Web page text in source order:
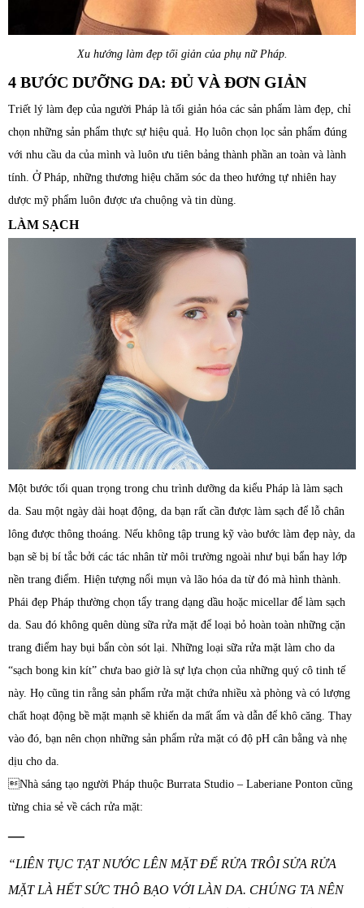
Xu hướng làm đẹp tối giản của phụ nữ Pháp.
4 BƯỚC DƯỠNG DA: ĐỦ VÀ ĐƠN GIẢN
Triết lý làm đẹp của người Pháp là tối giản hóa các sản phẩm làm đẹp, chỉ
chọn những sản phẩm thực sự hiệu quả. Họ luôn chọn lọc sản phẩm đúng
với nhu cầu da của mình và luôn ưu tiên bảng thành phần an toàn và lành
tính. Ở Pháp, những thương hiệu chăm sóc da theo hướng tự nhiên hay
dược mỹ phẩm luôn được ưa chuộng và tin dùng.
LÀM SẠCH
Một bước tối quan trọng trong chu trình dưỡng da kiểu Pháp là làm sạch
da. Sau một ngày dài hoạt động, da bạn rất cần được làm sạch để lỗ chân
lông được thông thoáng. Nếu không tập trung kỹ vào bước làm đẹp này, da
bạn sẽ bị bí tắc bởi các tác nhân từ môi trường ngoài như bụi bẩn hay lớp
nền trang điểm. Hiện tượng nổi mụn và lão hóa da từ đó mà hình thành.
Phái đẹp Pháp thường chọn tẩy trang dạng dầu hoặc micellar để làm sạch
da. Sau đó không quên dùng sữa rửa mặt để loại bỏ hoàn toàn những cặn
trang điểm hay bụi bẩn còn sót lại. Những loại sữa rửa mặt làm cho da
“sạch bong kin kít” chưa bao giờ là sự lựa chọn của những quý cô tinh tế
này. Họ cũng tin rằng sản phẩm rửa mặt chứa nhiều xà phòng và có lượng
chất hoạt động bề mặt mạnh sẽ khiến da mất ẩm và dẫn để khô căng. Thay
vào đó, bạn nên chọn những sản phẩm rửa mặt có độ pH cân bằng và nhẹ
dịu cho da.
Nhà sáng tạo người Pháp thuộc Burrata Studio – Laberiane Ponton cũng
từng chia sẻ về cách rửa mặt:
—
“LIÊN TỤC TẠT NƯỚC LÊN MẶT ĐỂ RỬA TRÔI SỬA RỬA
MẶT LÀ HẾT SỨC THÔ BẠO VỚI LÀN DA. CHÚNG TA NÊN